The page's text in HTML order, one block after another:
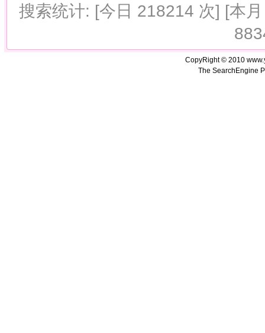
搜索统计: [今日 218214 次] [本
CopyRight © 2010
The SearchEngine